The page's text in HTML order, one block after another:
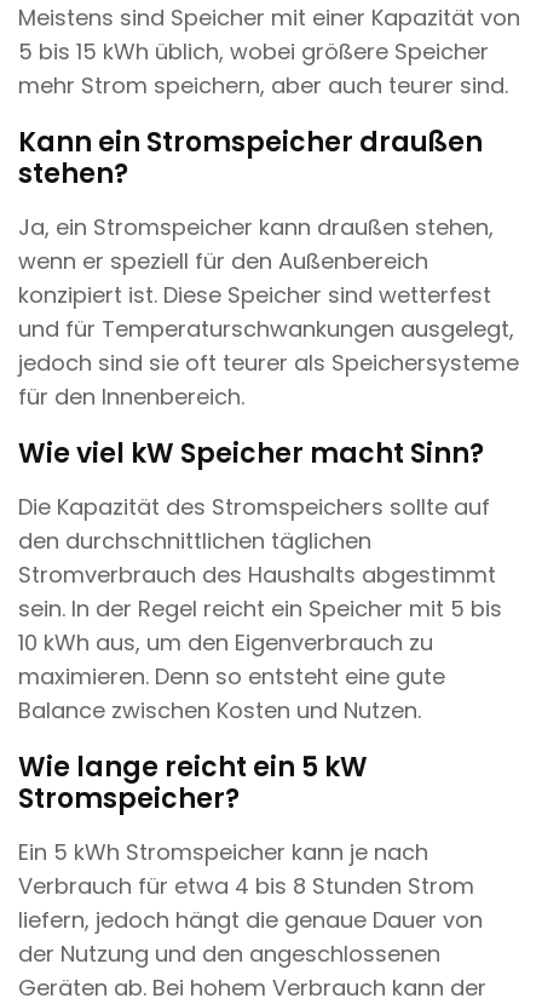
Meistens sind Speicher mit einer Kapazität von
5 bis 15 kWh üblich, wobei größere Speicher
mehr Strom speichern, aber auch teurer sind.
Kann ein Stromspeicher draußen
stehen?
Ja, ein Stromspeicher kann draußen stehen,
wenn er speziell für den Außenbereich
konzipiert ist. Diese Speicher sind wetterfest
und für Temperaturschwankungen ausgelegt,
jedoch sind sie oft teurer als Speichersysteme
für den Innenbereich.
Wie viel kW Speicher macht Sinn?
Die Kapazität des Stromspeichers sollte auf
den durchschnittlichen täglichen
Stromverbrauch des Haushalts abgestimmt
sein. In der Regel reicht ein Speicher mit 5 bis
10 kWh aus, um den Eigenverbrauch zu
maximieren. Denn so entsteht eine gute
Balance zwischen Kosten und Nutzen.
Wie lange reicht ein 5 kW
Stromspeicher?
Ein 5 kWh Stromspeicher kann je nach
Verbrauch für etwa 4 bis 8 Stunden Strom
liefern, jedoch hängt die genaue Dauer von
der Nutzung und den angeschlossenen
Geräten ab. Bei hohem Verbrauch kann der